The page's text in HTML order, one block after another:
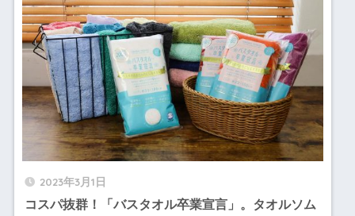
2023年3月1日
コスパ抜群！「バスタオル卒業宣言」。タオルソム